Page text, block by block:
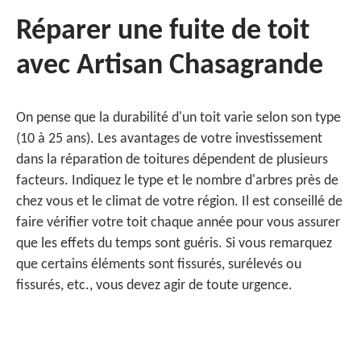
Réparer une fuite de toit
avec Artisan Chasagrande
On pense que la durabilité d'un toit varie selon son type
(10 à 25 ans). Les avantages de votre investissement
dans la réparation de toitures dépendent de plusieurs
facteurs. Indiquez le type et le nombre d'arbres près de
chez vous et le climat de votre région. Il est conseillé de
faire vérifier votre toit chaque année pour vous assurer
que les effets du temps sont guéris. Si vous remarquez
que certains éléments sont fissurés, surélevés ou
fissurés, etc., vous devez agir de toute urgence.